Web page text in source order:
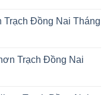
Đồng Nai Tháng
Trạch Đồng Nai